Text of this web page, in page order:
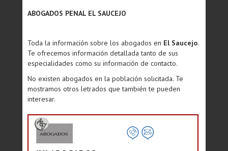
ABOGADOS PENAL EL SAUCEJO
Toda la información sobre los abogados en El Saucejo.
Te ofrecemos información detallada tanto de sus
especialidades como su información de contacto.
No existen abogados en la población solicitada. Te
mostramos otros letrados que también te pueden
interesar.